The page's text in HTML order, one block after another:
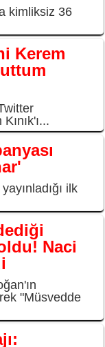
kimliksiz 36
Kerem
ilk
Naci
"Müsvedde